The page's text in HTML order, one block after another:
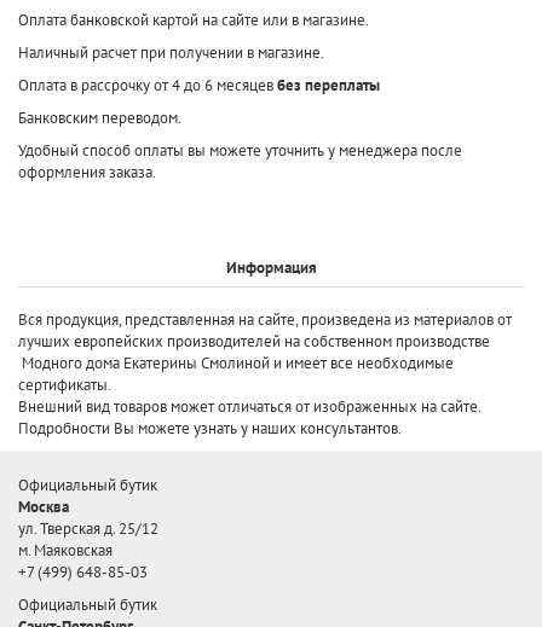
Оплата банковской картой на сайте или в магазине.
Наличный расчет при получении в магазине.
Оплата в рассрочку от 4 до 6 месяцевбез переплаты
Банковским переводом.
Удобный способ оплаты вы можете уточнить у менеджера после
оформления заказа.
Информация
Вся продукция, представленная на сайте, произведена из материалов от
лучших европейских производителей на собственном производстве
Модного дома Екатерины Смолиной и имеет все необходимые
сертификаты.
Внешний вид товаров может отличаться от изображенных на сайте.
Подробности Вы можете узнать у наших консультантов.
Официальный бутик
Москва
ул. Тверская д. 25/12
м. Маяковская
+7 (499) 648-85-03
Официальный бутик